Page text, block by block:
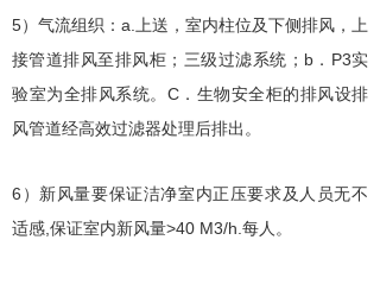
5）气流组织： a. 上送，室内柱位及下侧排风，上
接管道排风至排风柜；三级过滤系统； b． P3实
验室为全排风系统。 C．生物安全柜的排风设排
风管道经高效过滤器处理后排出。
6 ）新风量要保证洁净室内正压要求及人员无不
适感 保证室内新风量>40 M3/h. 每人。